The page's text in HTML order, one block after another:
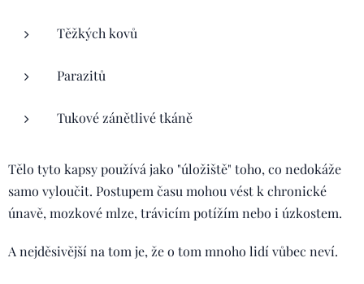
Těžkých kovů
Parazitů
Tukové zánětlivé tkáně
Tělo tyto kapsy používá jako "úložiště" toho, co nedokáže
samo vyloučit. Postupem času mohou vést k chronické
únavě, mozkové mlze, trávicím potížím nebo i úzkostem.
A nejděsivější na tom je, že o tom mnoho lidí vůbec neví.